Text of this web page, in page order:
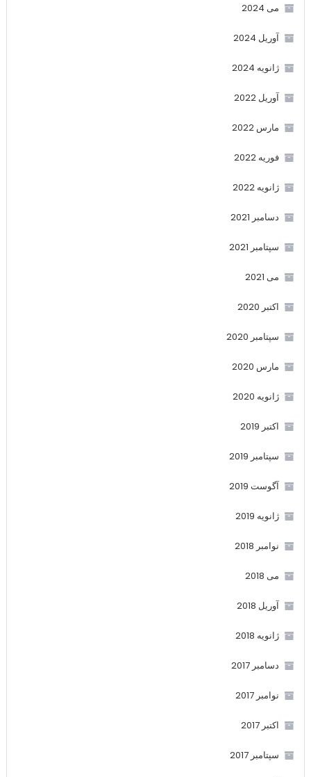
می 2024
آوریل 2024
ژانویه 2024
آوریل 2022
مارس 2022
فوریه 2022
ژانویه 2022
دسامبر 2021
سپتامبر 2021
می 2021
اکتبر 2020
سپتامبر 2020
مارس 2020
ژانویه 2020
اکتبر 2019
سپتامبر 2019
آگوست 2019
ژانویه 2019
نوامبر 2018
می 2018
آوریل 2018
ژانویه 2018
دسامبر 2017
نوامبر 2017
اکتبر 2017
سپتامبر 2017